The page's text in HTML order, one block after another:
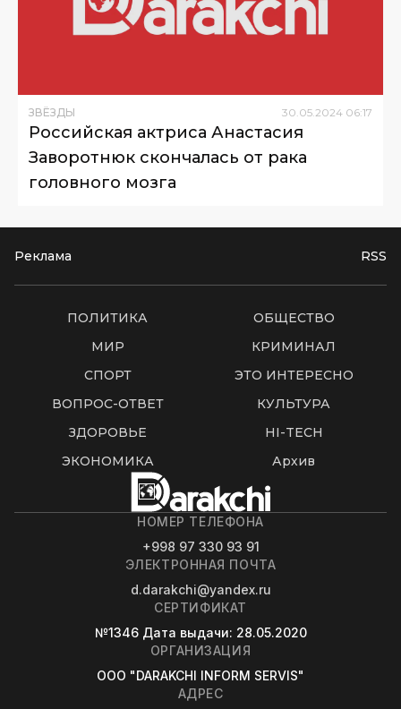
ЗВЁЗДЫ 30 05 2024 06:17
Российская актриса Анастасия
Заворотнюк скончалась от рака
головного мозга
Реклама RSS
ПОЛИТИКА
ОБЩЕСТВО
МИР
КРИМИНАЛ
СПОРТ
ЭТО ИНТЕРЕСНО
ВОПРОС-ОТВЕТ
КУЛЬТУРА
ЗДОРОВЬЕ
HI-TECH
ЭКОНОМИКА
Архив
НОМЕР ТЕЛЕФОНА
+998 97 330 93 91
ЭЛЕКТРОННАЯ ПОЧТА
d.darakchi@yandex.ru
СЕРТИФИКАТ
№1346 Дата выдачи: 28.05.2020
ОРГАНИЗАЦИЯ
OOO "DARAKCHI INFORM SERVIS"
АДРЕС